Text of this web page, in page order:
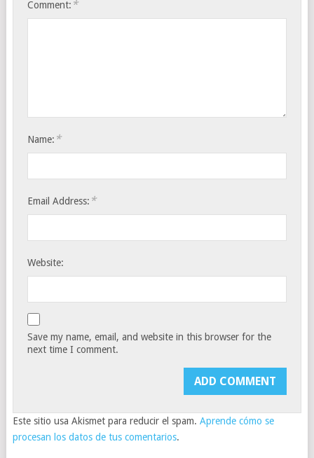
Comment: *
Name: *
Email Address: *
Website:
Save my name, email, and website in this browser for the
next time I comment.
Este sitio usa Akismet para reducir el spam. Aprende cómo se
procesan los datos de tus comentarios.